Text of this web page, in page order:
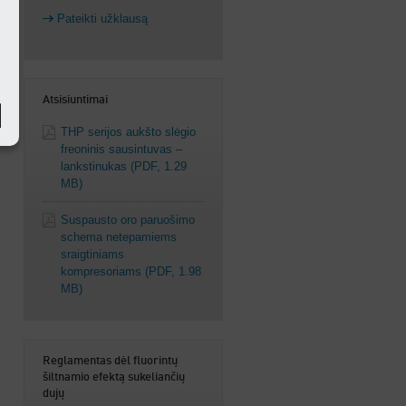
Pateikti užklausą
Atsisiuntimai
THP serijos aukšto slėgio
freoninis sausintuvas –
lankstinukas (PDF, 1.29
MB)
Suspausto oro paruošimo
schema netepamiems
sraigtiniams
kompresoriams (PDF, 1.98
MB)
Reglamentas dėl fluorintų
šiltnamio efektą sukeliančių
dujų